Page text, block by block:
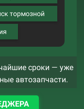
тормозной
сроки — уже
автозапчасти.